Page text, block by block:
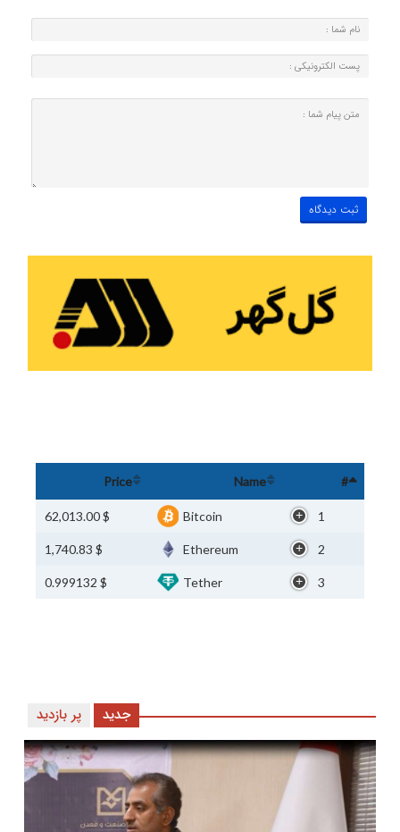
#
Name
Price
1
Bitcoin
$ 62,013.00
2
Ethereum
$ 1,740.83
3
Tether
$ 0.999132
پر بازدید جدید